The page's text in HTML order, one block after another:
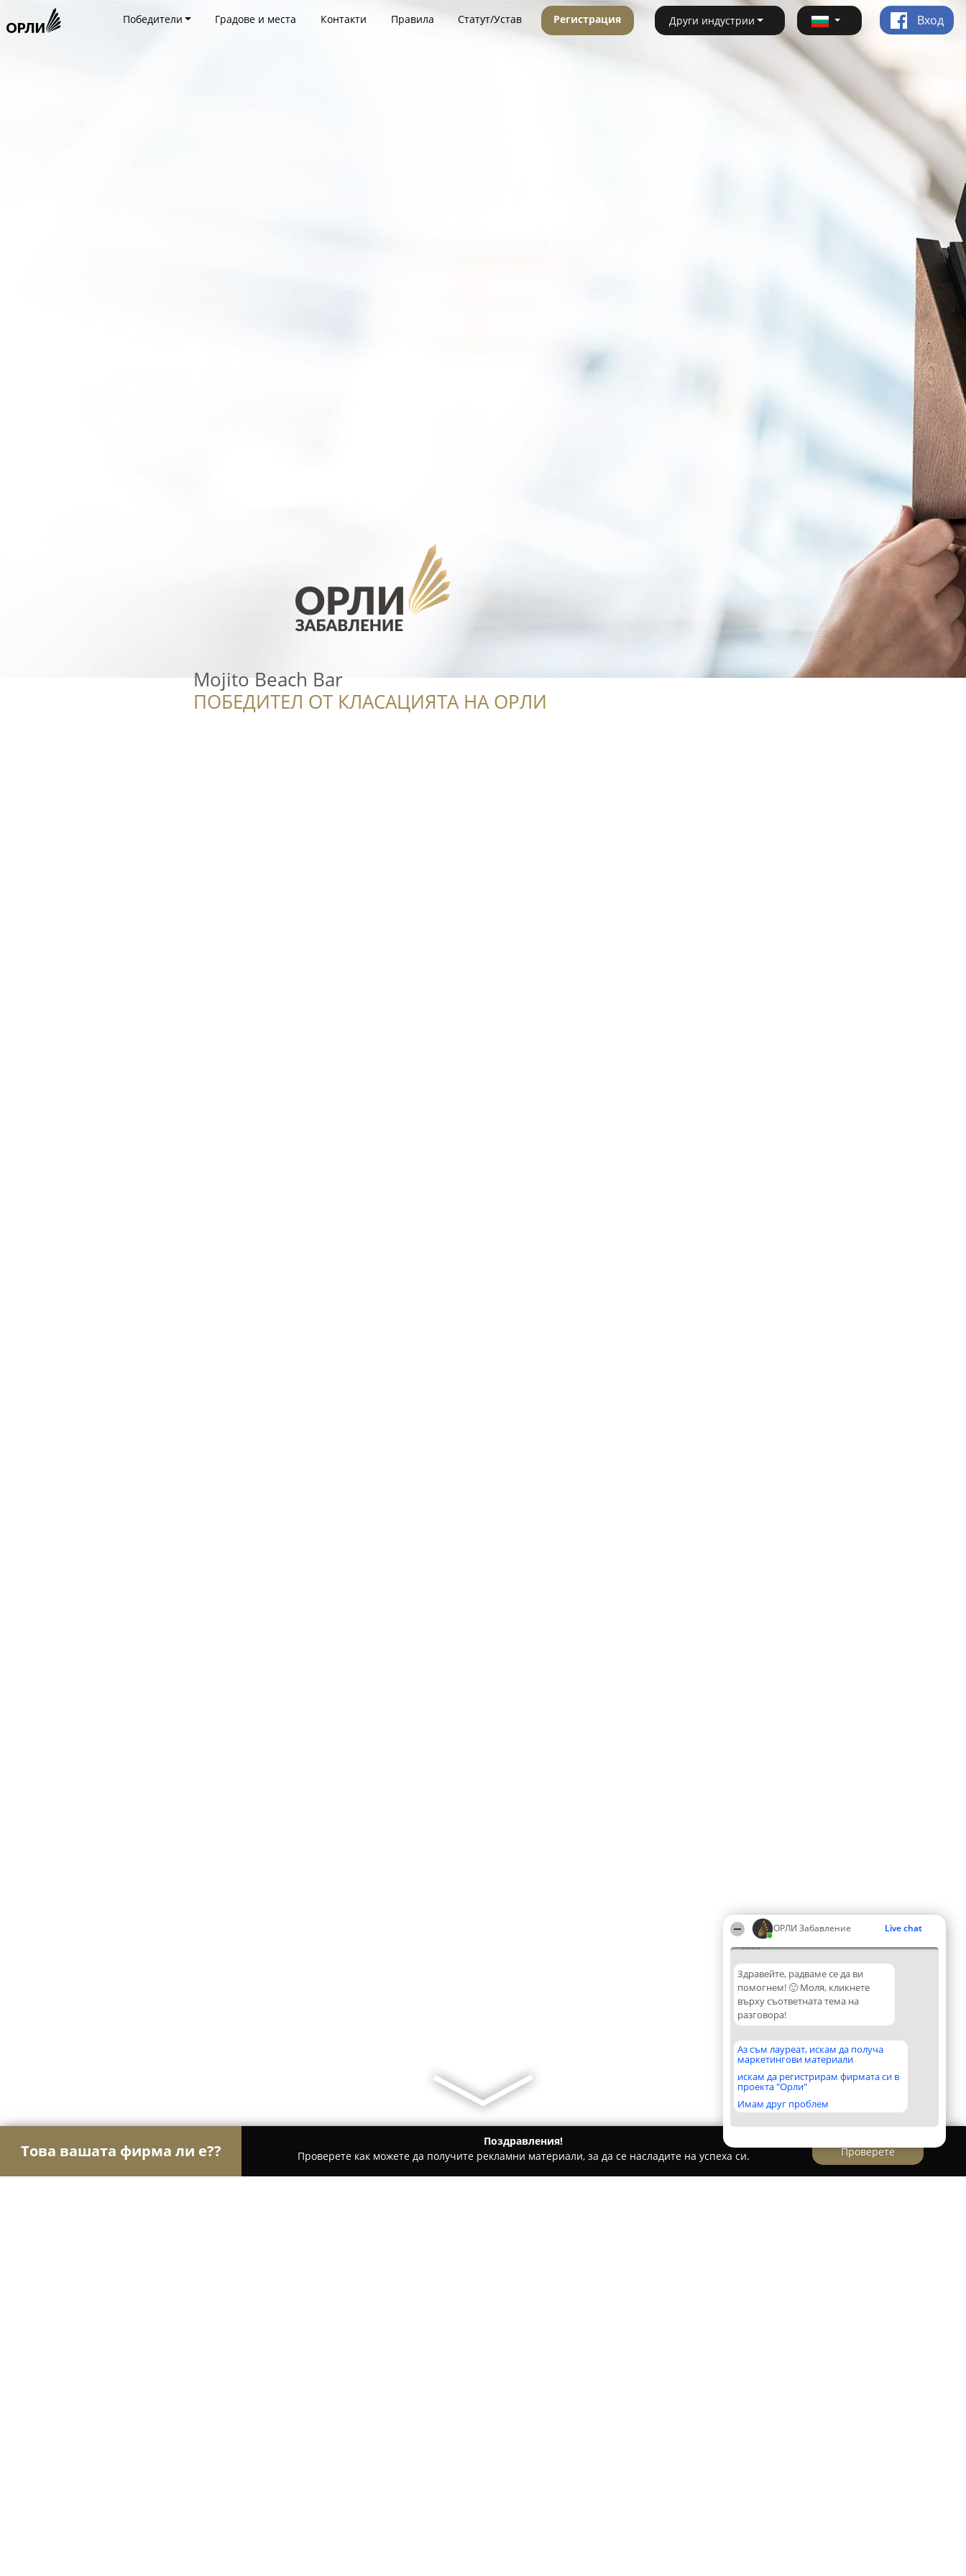
ОРЛИ Забавление Live chat
03:20
Здравейте, радваме се да ви
помогнем! 🙂 Моля, кликнете
върху съответната тема на
разговора!
Аз съм лауреат, искам да получа
маркетингови материали
искам да регистрирам фирмата си в
проекта "Орли"
Имам друг проблем
Победители Градове и места Контакти Правила Статут/Устав Регистрация Други индустрии Вход
Mojito Beach Bar
ПОБЕДИТЕЛ ОТ КЛАСАЦИЯТА НА ОРЛИ
Това вашата фирма ли е??
Поздравления!
Проверете как можете да получите рекламни материали, за да се насладите на успеха си.
Проверете